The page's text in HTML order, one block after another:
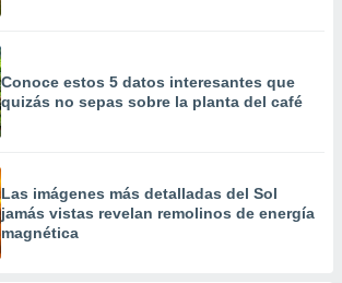
Conoce estos 5 datos interesantes que
quizás no sepas sobre la planta del café
Las imágenes más detalladas del Sol
jamás vistas revelan remolinos de energía
magnética